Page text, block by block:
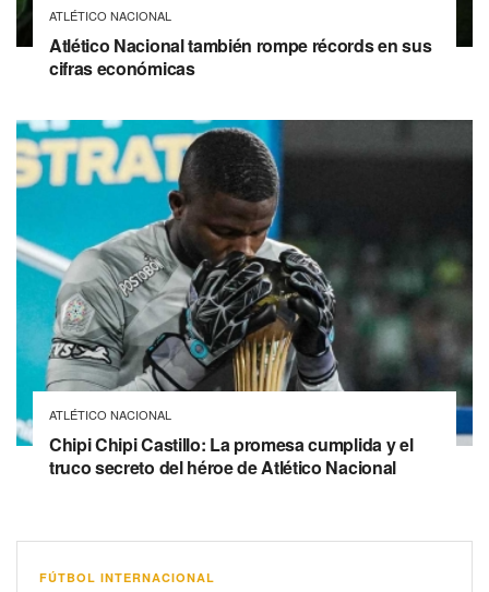
ATLÉTICO NACIONAL
Atlético Nacional también rompe récords en sus
cifras económicas
ATLÉTICO NACIONAL
Chipi Chipi Castillo: La promesa cumplida y el
truco secreto del héroe de Atlético Nacional
FÚTBOL INTERNACIONAL